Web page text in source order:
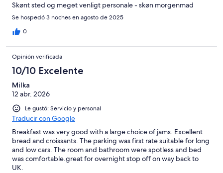
Skønt sted og meget venligt personale - skøn morgenmad
Se hospedó 3 noches en agosto de 2025
0
Opinión verificada
10/10 Excelente
Milka
12 abr. 2026
Le gustó: Servicio y personal
Traducir con Google
Breakfast was very good with a large choice of jams. Excellent
bread and croissants. The parking was first rate suitable for long
and low cars. The room and bathroom were spotless and bed
was comfortable.great for overnight stop off on way back to
UK.